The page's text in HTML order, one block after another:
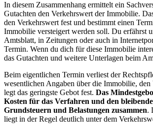
In diesem Zusammenhang ermittelt ein
Gutachten den Verkehrswert der Immobilie.
den Verkehrswert fest und bestimmt einen
Immobilie versteigert werden soll. Du erfährst
Amtsblatt, in Zeitungen oder auch in
Termin. Wenn du dich für diese Immobilie
das Gutachten und weitere Unterlagen beim
Beim eigentlichen Termin verliest der
wesentlichen Angaben über die Immobilie, den
legt das geringste Gebot fest. Das
Kosten für das Verfahren und den
Grundsteuern und Belastungen zusammen.
liegt in der Regel deutlich unter dem